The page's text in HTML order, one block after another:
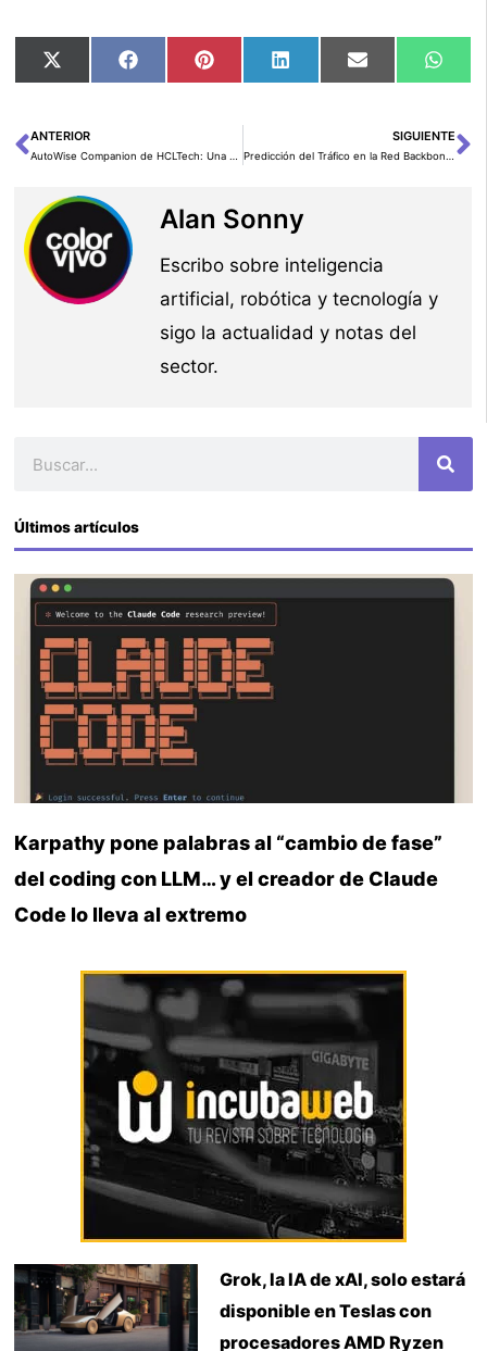
Compartir
en
X
Compartir
en
FacebookCompartir
en
PinterestCompartir
en
LinkedInCompartir
en
Email
en
Ant
ANTERIOR SIGUIENTE
Alan Sonny
Escribo sobre inteligencia
artificial, robótica y tecnología y
sigo la actualidad y notas del
sector.
Últimos artículos
Karpathy pone palabras al “cambio de fase”
del coding con LLM… y el creador de Claude
Code lo lleva al extremo
Grok, la IA de xAI, solo estará
disponible en Teslas con
procesadores AMD Ryzen